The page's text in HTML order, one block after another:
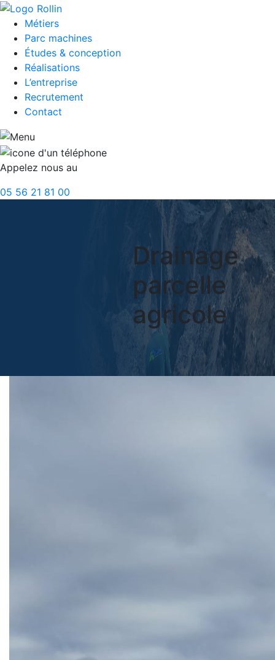
Métiers
Parc machines
Études & conception
Réalisations
L’entreprise
Recrutement
Contact
Appelez nous au
05 56 21 81 00
Drainage
parcelle
agricole